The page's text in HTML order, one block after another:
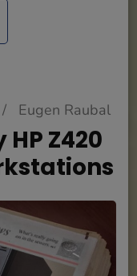
/ Eugen Raubal
Z420